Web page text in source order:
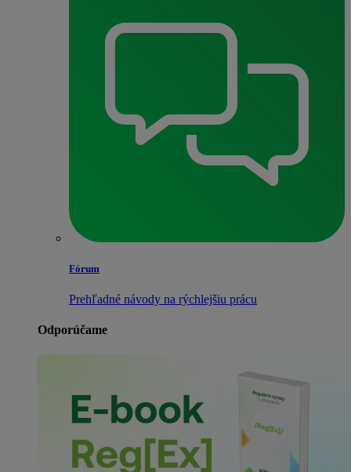
Fórum
Prehľadné návody na rýchlejšiu prácu
Odporúčame